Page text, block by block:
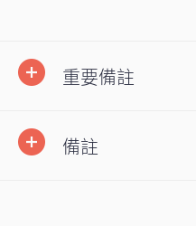
重要備註
備註